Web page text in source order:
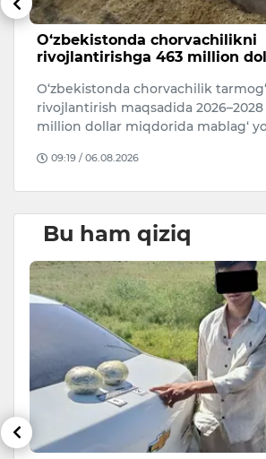
O‘zbekistonda chorvachilikni
rivojlantirishga 463 million
O‘zbekistonda chorvachilik
rivojlantirish maqsadida
million dollar miqdorida mablag‘
09:19 / 06.08.2026
Bu ham qiziq